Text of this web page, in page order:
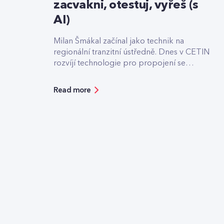
zacvakni, otestuj, vyřeš (s
AI)
Milan Šmákal začínal jako technik na
regionální tranzitní ústředně. Dnes v CETIN
rozvíjí technologie pro propojení se
Solution Architect pro core síť má na
Read more